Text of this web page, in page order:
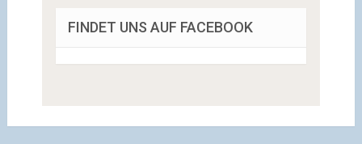
FINDET UNS AUF FACEBOOK